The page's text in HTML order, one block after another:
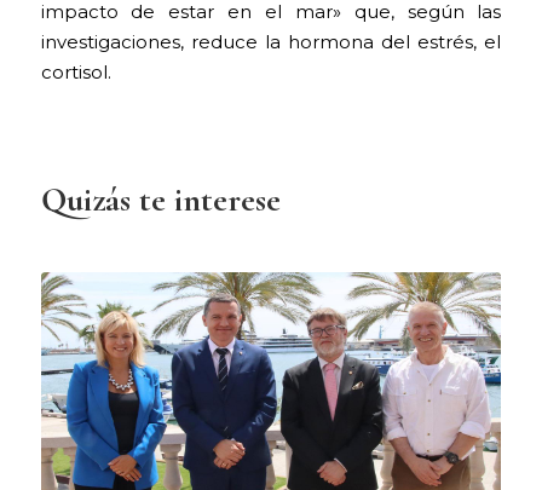
impacto de estar en el mar» que, según las
investigaciones, reduce la hormona del estrés, el
cortisol.
Quizás te interese